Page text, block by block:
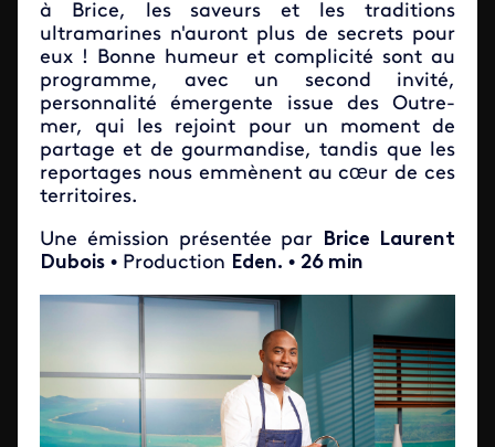
à Brice, les saveurs et les traditions
ultramarines n'auront plus de secrets pour
eux ! Bonne humeur et complicité sont au
programme, avec un second invité,
personnalité émergente issue des Outre-
mer, qui les rejoint pour un moment de
partage et de gourmandise, tandis que les
reportages nous emmènent au cœur de ces
territoires.
Une émission présentée par Brice Laurent
Dubois • Production Eden. • 26 min